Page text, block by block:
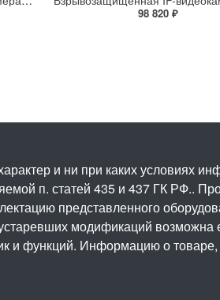
98 820 ₽
и ни при каких условиях
п. статей 435 и 437 ГК РФ..
представленного
модификаций
и функций. Информацию о товаре,